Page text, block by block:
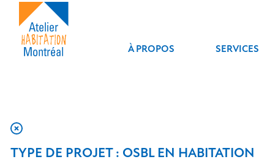
À PROPOS SERVICES
TYPE DE PROJET : OSBL EN HABITATION